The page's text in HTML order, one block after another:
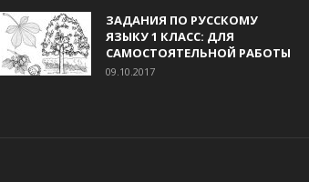
ЗАДАНИЯ ПО РУССКОМУ
ЯЗЫКУ 1 КЛАСС: ДЛЯ
САМОСТОЯТЕЛЬНОЙ РАБОТЫ
09.10.2017